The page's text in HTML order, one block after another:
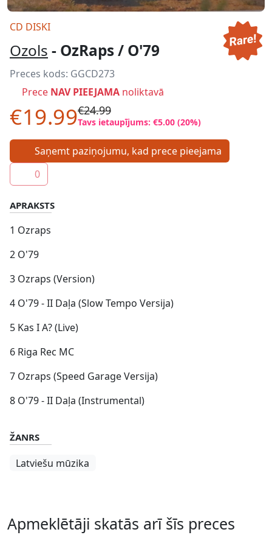
CD DISKI
Ozols - OzRaps / O'79
Preces kods: GGCD273
Prece NAV PIEEJAMA noliktavā
€19.99€24.99
Tavs ietaupījums: €5.00 (20%)
Saņemt paziņojumu, kad prece pieejama
0
APRAKSTS
1 Ozraps
2 O'79
3 Ozraps (Version)
4 O'79 - II Daļa (Slow Tempo Versija)
5 Kas I A? (Live)
6 Riga Rec MC
7 Ozraps (Speed Garage Versija)
8 O'79 - II Daļa (Instrumental)
ŽANRS
Latviešu mūzika
Apmeklētāji skatās arī šīs preces